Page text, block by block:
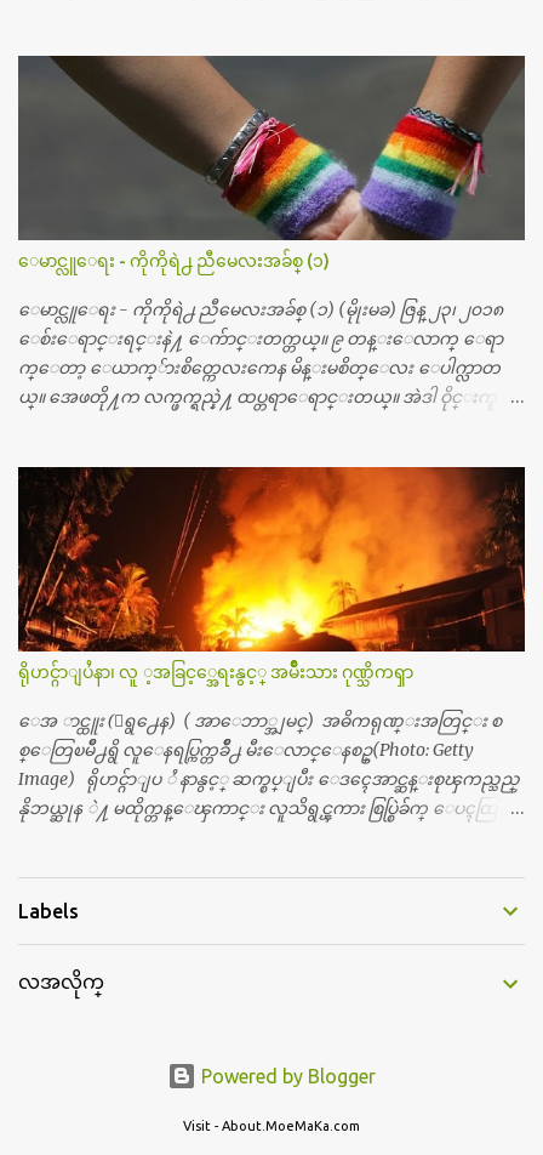
စၿပီး၊ အာရွေတာ္ဝင္ခြဲစိတ္ခန္းကို ငွားရမ္းခြဲစိတ္ အရိုးအစားထိုးကုပါတ
ယ္။ ေဆးစစ္၊ေဆးဝယ္၊ ခြဲစိတ္ကု၊ အရိုးအစားထိုးပစၥည္း စတဲ့စရိ
တ္ေတြနဲ႔ေဆးရံုမွာ ၂ ပတ္ေနထိုင္စရိတ္ သိန္း ၇၀ ေလာက္ ကုန္သြား
ပါတယ္။ သူငယ္ခ်င္းျဖစ္သူကို လာေတြ႔ရင္း ဟိုတယ္လို သန္႔ရွင္းသ
ပ္ရပ္တဲ့ ဝိတိုရိယေဆးရံုမွာ စီတီစကင္ နဲ႔ အမ္အာအိုင္1 စက္ခန္းကိုေ
တြ႔လို႔ေမးၾကည့္ေတာ့ တခါစမ္းရင္ က်ပ္တသိန္းေက်ာ္ က်သင့္
တယ္သိရပါတယ္။ တခါတေလ ကိုယ္လက္ေျခ၊ ဦးေႏွာက္ေတြ အေသး
စိတ္ၾကည့္လိုရင္ ဒီစက္ၾကီးေတြနဲ႔ စမ္းသပ္ရပါတယ္။ ခႏၱာကိုယ္အစိတ္ပို
င္း ကလီစာေတြကိုၾကည့္ရႈတဲ့ အာလထရာေဆာင္း2 စက္ေတြ
ကေတာ့ ေစ်းသိပ္မႀကီးလို႔ ျမန္မာျပည္ေဆးရံုတိုင္းရွိပါတယ္။
တစ္ခါစမ္းရင္ က်ပ္တစ္ေသာင္းေလာက္ က်သင့္ပါတယ္။ စာေရးသူ လြ
န္ခဲ့တဲ့ (၂)...
ေမာင္လူေရး - ကိုကိုရဲ႕ ညီမေလးအခ်စ္ (၁)
ေမာင္လူေရး - ကိုကိုရဲ႕ ညီမေလးအခ်စ္ (၁) (မိုုးမခ) ဇြန္ ၂၃၊ ၂၀၁၈
ေစ်းေရာင္းရင္းနဲ႔ ေက်ာင္းတက္တယ္။ ၉ တန္းေလာက္ ေရာ
က္ေတာ့ ေယာက္်ားစိတ္ကေလးကေန မိန္းမစိတ္ေလး ေပါက္လာတ
ယ္။ အေဖတို႔က လက္ဖက္ရည္နဲ႔ ထပ္တရာေရာင္းတယ္။ အဲဒါ ဝိုင္းကူ
တယ္။ ပန္းပန္တယ္။ မိန္းကေလး အဝတ္အစားေတြကိုလည္း ခုိးဝတ္တ
ယ္။ မိန္းမစိတ္ရွိေတာ့ ရွိေပမယ့္ ကိုယ့္ကိုယ္ကို မိန္းမစိတ္ေပါက္မွန္း
သိတာက ၉ တန္း၊ ၁၀ တန္းေလာက္ကမွ။ ညီအစ္ကို ေမာင္နွမ အားလံုး ၆
ေယာက္ရွိတယ္။ အစ္ကို ၃ ေယာက္၊ အစ္မ ႏွစ္ေယာက္။ အစ္ကိုေတြက
လည္း သူ႔ အေပါင္းအသင္းနဲ႔ သူဆိုေတာ့ အမေတြနဲ႔ဘဲ ေပါ
င္းတယ္။ ျပီးေတာ့ အေဖကလည္း ေယာက္်ားဆုိ ေယာ
က္်ားေလးလုိဘဲ ေနေစခ်င္တယ္။ အေဖ့ကို ေၾကာက္လည္း ေၾကာ
က္ရတယ္။ ေယာက္်ားဘဝဆုိတာ ျမင့္ျမတ္တယ္ေပါ့။ ေယာ
က္်ားေလး စိတ္လည္း ရွိေအာင္ ဘာသာေရးလည္း လုိက္စားေအာင္
တန္ခူးလဆုိ တစ္လလံုး ကိုရင္ ဝတ္ခုိင္းတယ္။ ေက်ာင္းမွာဆုိရင္ ေ
ယာက္်ားေလးေတြက ကိုယ့္ကို ဘာပဲျဖစ္ျဖစ္ မၾကားတၾကား စ
ရင္စတယ္။ အေျခာက္ ဘာညာေပါ့၊ အာ့့လုိေလးေတြ စတာေပါ့။
ရိုဟင္ဂ်ာျပႆနာ၊ လူ ့အခြင့္အေရးနွင့္ အမ်ိဳးသား ဂုဏ္သိကၡာ
ေအ ာင္ထူး (ေရွ႕ေန) ( အာေဘာ္အျမင္) အဓိကရုဏ္းအတြင္း စ
စ္ေတြၿမိဳ႕ရွိ လူေနရပ္ကြက္တခ်ိဳ႕ မီးေလာင္ေနစဥ္(Photo: Getty
Image) ရိုဟင္ဂ်ာျပ ႆ နာနွင့္ ဆက္စပ္ျပီး ေဒၚေအာင္ဆန္းစုၾကည္သည္
နိုဘယ္ဆုန ဲ႔ မထိုက္တန္ေၾကာင္း လူသိရွင္ၾကား စြပ္စြဲခ်က္ ေပၚထြက္လာ
စ္ေနပံုမ်ား၊ ဘဂၤလားေဒ႕ရွ္ နိုင္ငံဘက္သုိ႕ ေလွျဖင့္ကူးေျပးရန္
ထုပ္ တေယာက္ တထုပ္ ေ ပး၍ ေရထဲ သို႔ ျပန္ ေ မာင္းထုတ္လိုက္သျ
ဂ်ာဇီးရား နိုင္ငံတကာ ရုပ္သံလႊင့္ဌာနက ရိုဟင္ဂ်ာျပသနာကို ေလ့လာလု
ပ္ျပီးတင္ျပသြားခဲ့သည္။ လူ႕အခြင့္အေရးေစာင့္ၾကည့္ေရး အဖြဲ႕
Labels
လအလိုက္
Powered by Blogger
Visit - About.MoeMaKa.com